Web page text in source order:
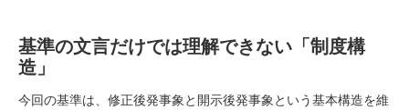
基準の文言だけでは理解できない「制度構
造」
今回の基準は、修正後発事象と開示後発事象という基本構造を維